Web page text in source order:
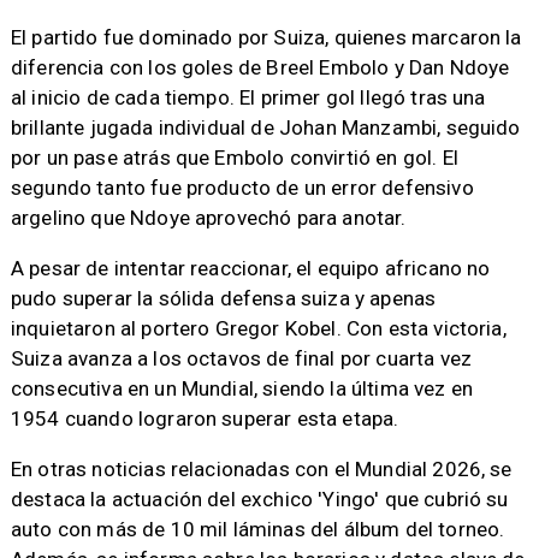
El partido fue dominado por Suiza, quienes marcaron la
diferencia con los goles de Breel Embolo y Dan Ndoye
al inicio de cada tiempo. El primer gol llegó tras una
brillante jugada individual de Johan Manzambi, seguido
por un pase atrás que Embolo convirtió en gol. El
segundo tanto fue producto de un error defensivo
argelino que Ndoye aprovechó para anotar.
A pesar de intentar reaccionar, el equipo africano no
pudo superar la sólida defensa suiza y apenas
inquietaron al portero Gregor Kobel. Con esta victoria,
Suiza avanza a los octavos de final por cuarta vez
consecutiva en un Mundial, siendo la última vez en
1954 cuando lograron superar esta etapa.
En otras noticias relacionadas con el Mundial 2026, se
destaca la actuación del exchico 'Yingo' que cubrió su
auto con más de 10 mil láminas del álbum del torneo.